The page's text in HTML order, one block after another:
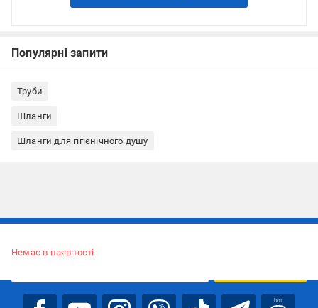
Популярні запити
Труби
Шланги
Шланги для гігієнічного душу
Немає в наявності
bot